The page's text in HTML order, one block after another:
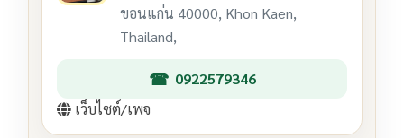
ขอนแก่น 40000, Khon Kaen,
Thailand,
0922579346
เว็บไซต์/เพจ